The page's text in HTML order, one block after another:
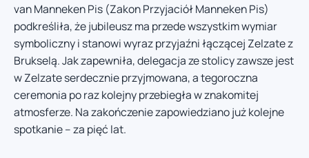
van Manneken Pis (Zakon Przyjaciół Manneken Pis)
podkreśliła, że jubileusz ma przede wszystkim wymiar
symboliczny i stanowi wyraz przyjaźni łączącej Zelzate z
Brukselą. Jak zapewniła, delegacja ze stolicy zawsze jest
w Zelzate serdecznie przyjmowana, a tegoroczna
ceremonia po raz kolejny przebiegła w znakomitej
atmosferze. Na zakończenie zapowiedziano już kolejne
spotkanie – za pięć lat.